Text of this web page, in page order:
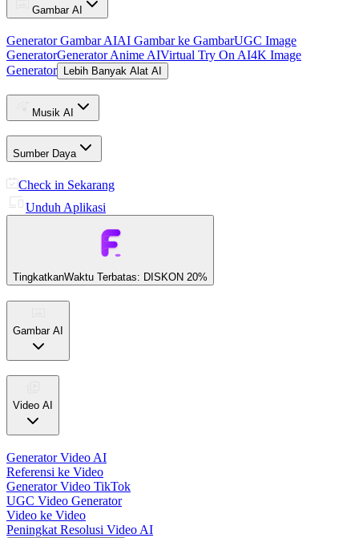
Gambar AI
Generator Gambar AIAI Gambar ke GambarUGC Image
GeneratorGenerator Anime AIVirtual Try On AI4K Image
Generator
Lebih Banyak Alat AI
Musik AI
Sumber Daya
Check in Sekarang
Unduh Aplikasi
TingkatkanWaktu Terbatas: DISKON 20%
Gambar AI
Video AI
Generator Video AI
Referensi ke Video
Generator Video TikTok
UGC Video Generator
Video ke Video
Peningkat Resolusi Video AI